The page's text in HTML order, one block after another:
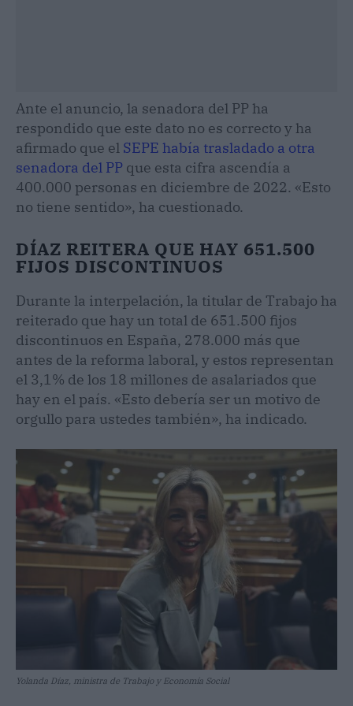
Ante el anuncio, la senadora del PP ha
respondido que este dato no es correcto y ha
afirmado que el SEPE había trasladado a otra
senadora del PP que esta cifra ascendía a
400.000 personas en diciembre de 2022. «Esto
no tiene sentido», ha cuestionado.
DÍAZ REITERA QUE HAY 651.500
FIJOS DISCONTINUOS
Durante la interpelación, la titular de Trabajo ha
reiterado que hay un total de 651.500 fijos
discontinuos en España, 278.000 más que
antes de la reforma laboral, y estos representan
el 3,1% de los 18 millones de asalariados que
hay en el país. «Esto debería ser un motivo de
orgullo para ustedes también», ha indicado.
Yolanda Díaz, ministra de Trabajo y Economía Social